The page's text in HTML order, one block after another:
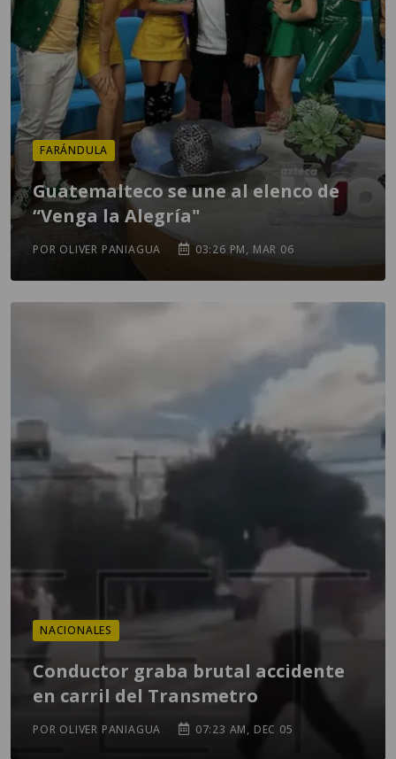
FARÁNDULA
Guatemalteco se une al elenco de
“Venga la Alegría"
POR OLIVER PANIAGUA 03:26 PM, MAR 06
NACIONALES
Conductor graba brutal accidente
en carril del Transmetro
POR OLIVER PANIAGUA 07:23 AM, DEC 05